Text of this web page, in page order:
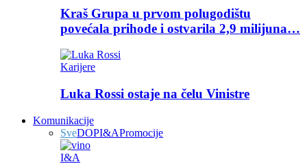
Kraš Grupa u prvom polugodištu
povećala prihode i ostvarila 2,9 milijuna…
Karijere
Luka Rossi ostaje na čelu Vinistre
Komunikacije
SveDOPI&APromocije
I&A